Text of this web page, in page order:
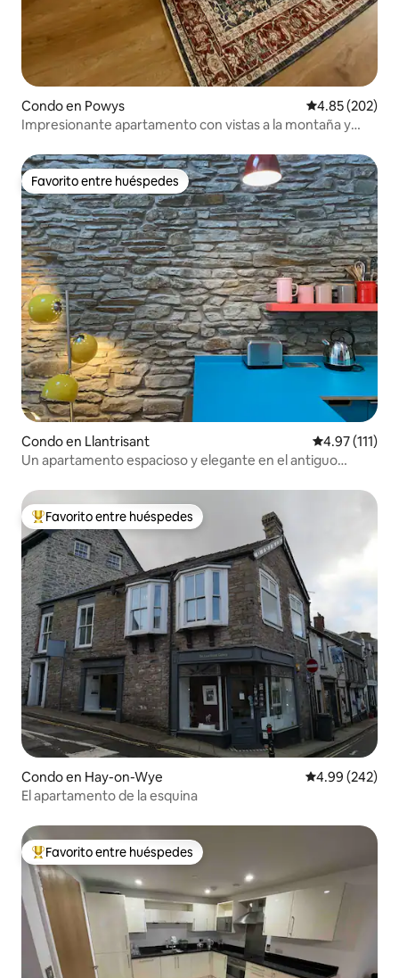
Condo en Powys Calificación
4.85 (202)
Impresionante apartamento con vistas a la montaña y
Favorito entre huéspedes
Favorito entre huéspedes
Condo en Llantrisant Calificación
4.97 (111)
Un apartamento espacioso y elegante en el antiguo
Favorito entre huéspedes preferido
Favorito entre huéspedes
Condo en Hay-on-Wye Calificación
4.99 (242)
El apartamento de la esquina
Favorito entre huéspedes preferido
Favorito entre huéspedes